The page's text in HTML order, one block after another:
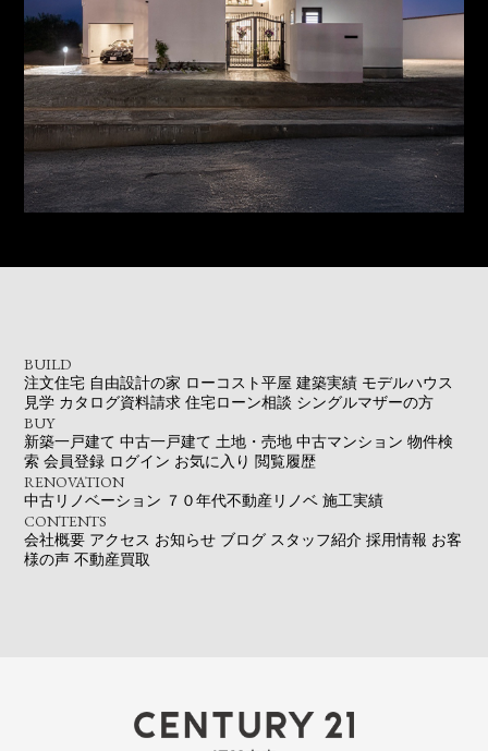
BUILD
注文住宅 自由設計の家 ローコスト平屋 建築実績 モデルハウス
見学 カタログ資料請求 住宅ローン相談 シングルマザーの方
BUY
新築一戸建て 中古一戸建て 土地・売地 中古マンション 物件検
索 会員登録 ログイン お気に入り 閲覧履歴
RENOVATION
中古リノベーション ７０年代不動産リノベ 施工実績
CONTENTS
会社概要 アクセス お知らせ ブログ スタッフ紹介 採用情報 お客
様の声 不動産買取